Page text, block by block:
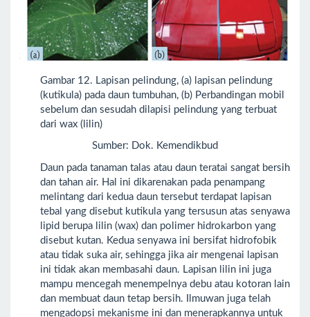
Gambar 12. Lapisan pelindung, (a) lapisan pelindung
(kutikula) pada daun tumbuhan, (b) Perbandingan mobil
sebelum dan sesudah dilapisi pelindung yang terbuat
dari wax (lilin)
Sumber: Dok. Kemendikbud
Daun pada tanaman talas atau daun teratai sangat bersih
dan tahan air. Hal ini dikarenakan pada penampang
melintang dari kedua daun tersebut terdapat lapisan
tebal yang disebut kutikula yang tersusun atas senyawa
lipid berupa lilin (wax) dan polimer hidrokarbon yang
disebut kutan. Kedua senyawa ini bersifat hidrofobik
atau tidak suka air, sehingga jika air mengenai lapisan
ini tidak akan membasahi daun. Lapisan lilin ini juga
mampu mencegah menempelnya debu atau kotoran lain
dan membuat daun tetap bersih. Ilmuwan juga telah
mengadopsi mekanisme ini dan menerapkannya untuk